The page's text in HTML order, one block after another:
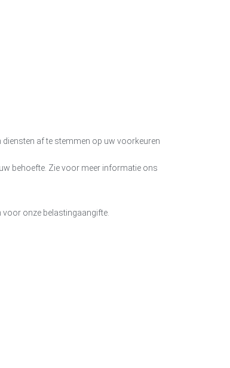
af te stemmen op uw voorkeuren
behoefte. Zie voor meer informatie ons
onze belastingaangifte.